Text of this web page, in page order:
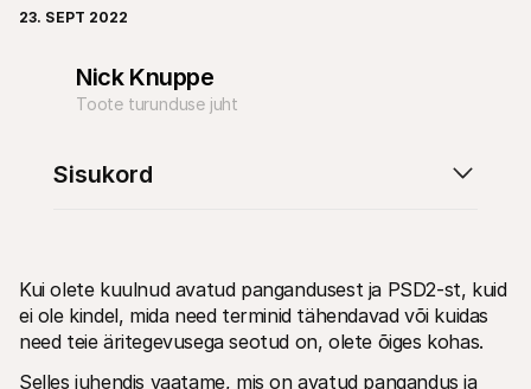
Partnerid
Tehnilised ressursid
Arendajate portaal
23. SEPT 2022
Nick Knuppe
Toote turunduse juht
Kui olete kuulnud avatud pangandusest ja PSD2-st, kuid
ei ole kindel, mida need terminid tähendavad või kuidas
need teie äritegevusega seotud on, olete õiges kohas.
Selles juhendis vaatame, mis on avatud pangandus ja
Sisukord